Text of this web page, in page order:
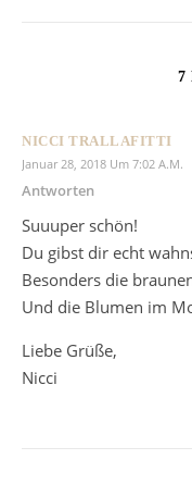
7
NICCI TRALLAFITTI
Januar 28, 2018 Um 7:02 A.m.
Antworten
Suuuper schön!
Du gibst dir echt
Besonders die
Und die Blumen im
Liebe Grüße,
Nicci